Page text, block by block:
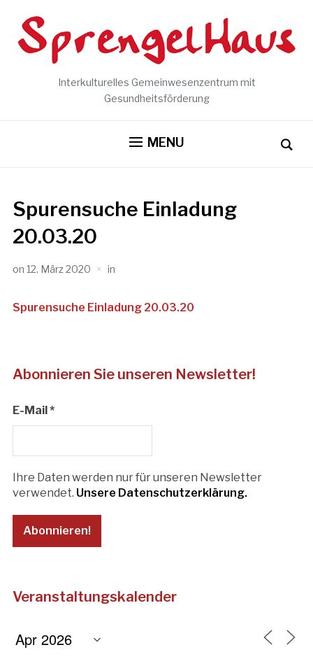
Interkulturelles Gemeinwesenzentrum mit
Gesundheitsförderung
MENU
Spurensuche Einladung
20.03.20
on 12. März 2020 in
Spurensuche Einladung 20.03.20
Abonnieren Sie unseren Newsletter!
E-Mail*
Ihre Daten werden nur für unseren Newsletter
verwendet. Unsere Datenschutzerklärung.
Veranstaltungskalender